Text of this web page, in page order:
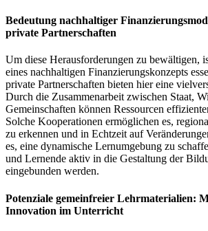
Bedeutung nachhaltiger
private Partnerschaften
Um diese Herausforderungen zu bewältigen,
eines nachhaltigen Finanzierungskonzepts
private Partnerschaften bieten hier eine
Durch die Zusammenarbeit zwischen Staat,
Gemeinschaften können Ressourcen
Solche Kooperationen ermöglichen es,
zu erkennen und in Echtzeit auf
es, eine dynamische Lernumgebung zu
und Lernende aktiv in die Gestaltung der
eingebunden werden.
Potenziale gemeinfreier Lehrmaterialien:
Innovation im Unterricht